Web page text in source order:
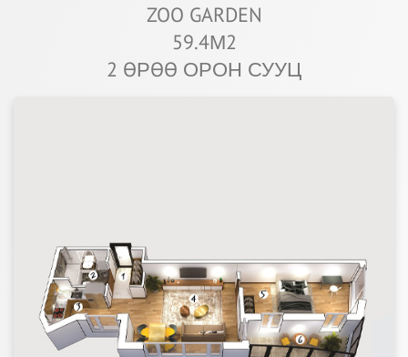
ZOO GARDEN
59.4М2
2 ӨРӨӨ ОРОН СУУЦ